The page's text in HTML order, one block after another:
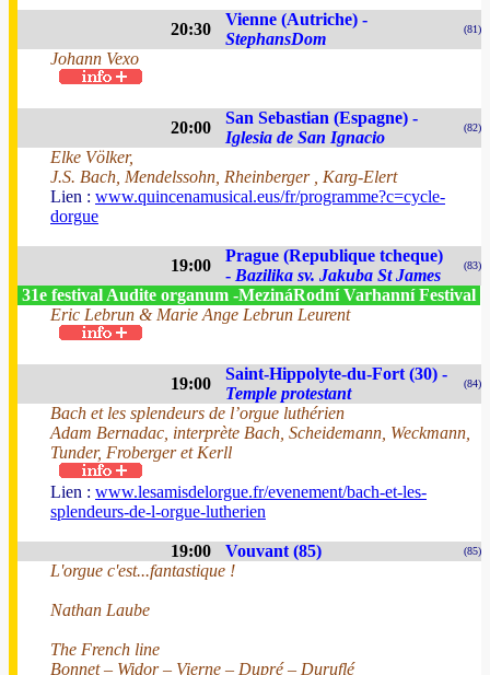
20:30
Vienne (Autriche) -
StephansDom
(81)
Johann Vexo
20:00
San Sebastian (Espagne) -
Iglesia de San Ignacio
(82)
Elke Völker,
J.S. Bach, Mendelssohn, Rheinberger , Karg-Elert
Lien : www.quincenamusical.eus/fr/programme?c=cycle-
dorgue
19:00
Prague (Republique tcheque)
- Bazilika sv. Jakuba St James
(83)
31e festival Audite organum -MezináRodní Varhanní Festival
Eric Lebrun & Marie Ange Lebrun Leurent
19:00
Saint-Hippolyte-du-Fort (30) -
Temple protestant
(84)
Bach et les splendeurs de l’orgue luthérien
Adam Bernadac, interprète Bach, Scheidemann, Weckmann,
Tunder, Froberger et Kerll
Lien : www.lesamisdelorgue.fr/evenement/bach-et-les-
splendeurs-de-l-orgue-lutherien
19:00 Vouvant (85) (85)
L'orgue c'est...fantastique !
Nathan Laube
The French line
Bonnet – Widor – Vierne – Dupré – Duruflé